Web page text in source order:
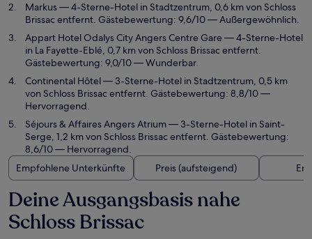
Markus— 4-Sterne-Hotel in Stadtzentrum, 0,6 km von Schloss
Brissac entfernt. Gästebewertung: 9,6/10 — Außergewöhnlich.
Appart Hotel Odalys City Angers Centre Gare— 4-Sterne-Hotel
in La Fayette-Eblé, 0,7 km von Schloss Brissac entfernt.
Gästebewertung: 9,0/10 — Wunderbar.
Continental Hôtel— 3-Sterne-Hotel in Stadtzentrum, 0,5 km
von Schloss Brissac entfernt. Gästebewertung: 8,8/10 —
Hervorragend.
Séjours & Affaires Angers Atrium— 3-Sterne-Hotel in Saint-
Serge, 1,2 km von Schloss Brissac entfernt. Gästebewertung:
8,6/10 — Hervorragend.
Empfohlene Unterkünfte
Preis (aufsteigend)
Deine Ausgangsbasis nahe
Schloss Brissac